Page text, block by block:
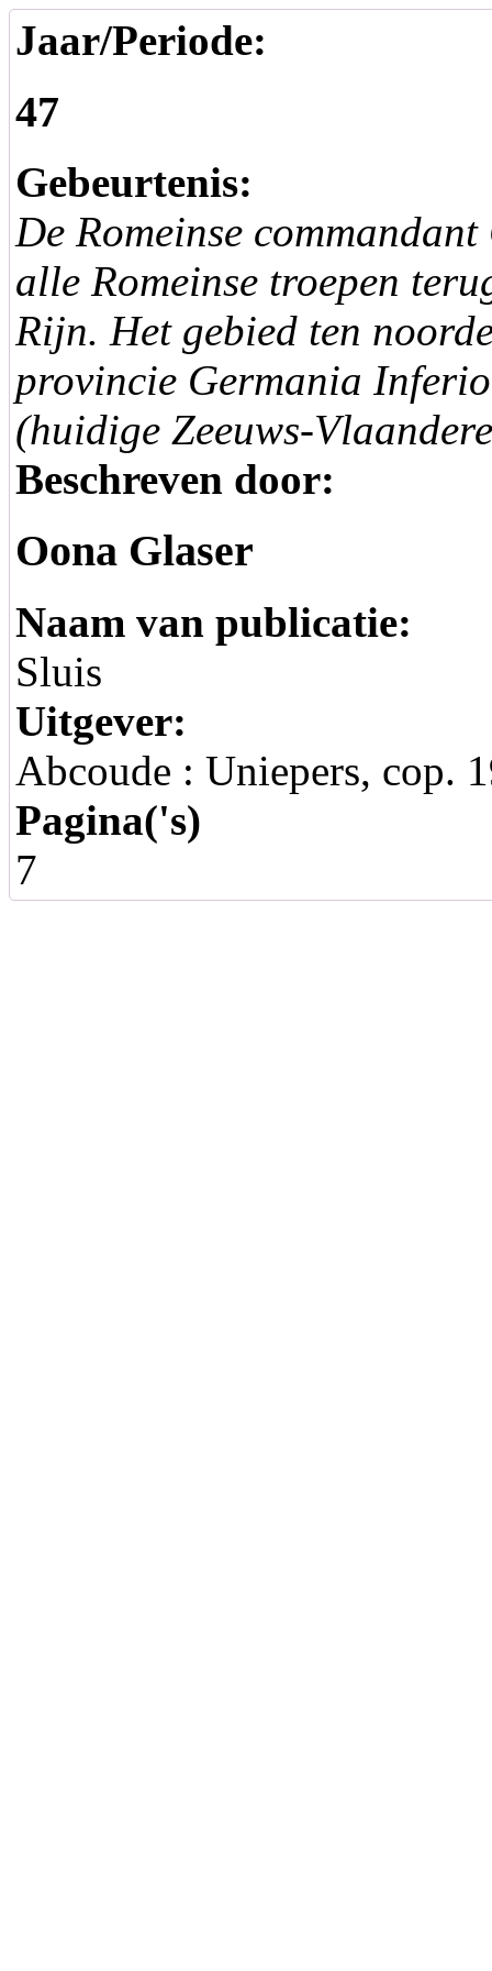
Jaar/Periode:
47
Gebeurtenis:
De Romeinse
alle Romeinse troepen
Rijn. Het gebied ten
provincie Germania
(huidige Zeeuws-
Beschreven door:
Oona Glaser
Naam van publicatie:
Sluis
Uitgever:
Abcoude : Uniepers, cop.
Pagina('s)
7